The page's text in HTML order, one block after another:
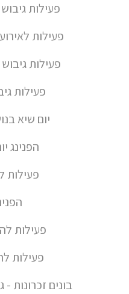
פעילות
פעילות
פעילות
פעילות
יום שיא
הפנינג
פעילות
פעילות
פעילות
בונים זכרונות -